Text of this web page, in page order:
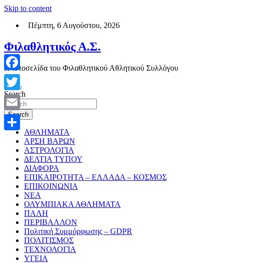
Skip to content
Πέμπτη, 6 Αυγούστου, 2026
Φιλαθλητικός Α.Σ.
Η ιστοσελίδα του Φιλαθλητικού Αθλητικού Συλλόγου
Search
Search
ΑΘΛΗΜΑΤΑ
ΑΡΣΗ ΒΑΡΩΝ
ΑΣΤΡΟΛΟΓΙΑ
ΔΕΛΤΙΑ ΤΥΠΟΥ
ΔΙΑΦΟΡΑ
ΕΠΙΚΑΙΡΟΤΗΤΑ – ΕΛΛΑΔΑ – ΚΟΣΜΟΣ
ΕΠΙΚΟΙΝΩΝΙΑ
ΝΕΑ
ΟΛΥΜΠΙΑΚΑ ΑΘΛΗΜΑΤΑ
ΠΑΛΗ
ΠΕΡΙΒΑΛΛΟΝ
Πολιτική Συμμόρφωσης – GDPR
ΠΟΛΙΤΙΣΜΟΣ
ΤΕΧΝΟΛΟΓΙΑ
ΥΓΕΙΑ
Facebook
Twitter
Email
Μοιραστείτε